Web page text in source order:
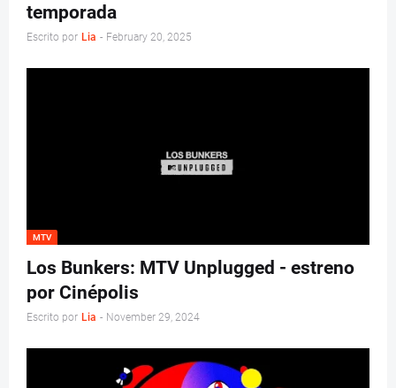
temporada
Escrito por Lia - February 20, 2025
MTV
Los Bunkers: MTV Unplugged - estreno
por Cinépolis
Escrito por Lia - November 29, 2024